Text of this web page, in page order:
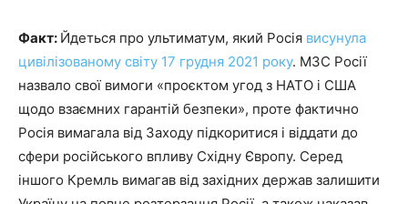
Факт: Йдеться про ультиматум, який Росія висунула
цивілізованому світу 17 грудня 2021 року. МЗС Росії
назвало свої вимоги «проєктом угод з НАТО і США
щодо взаємних гарантій безпеки», проте фактично
Росія вимагала від Заходу підкоритися і віддати до
сфери російського впливу Східну Європу. Серед
іншого Кремль вимагав від західних держав залишити